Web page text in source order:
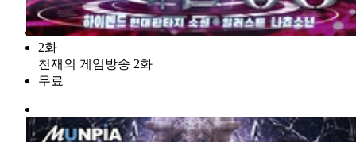
2화
천재의 게임방송 2화
무료